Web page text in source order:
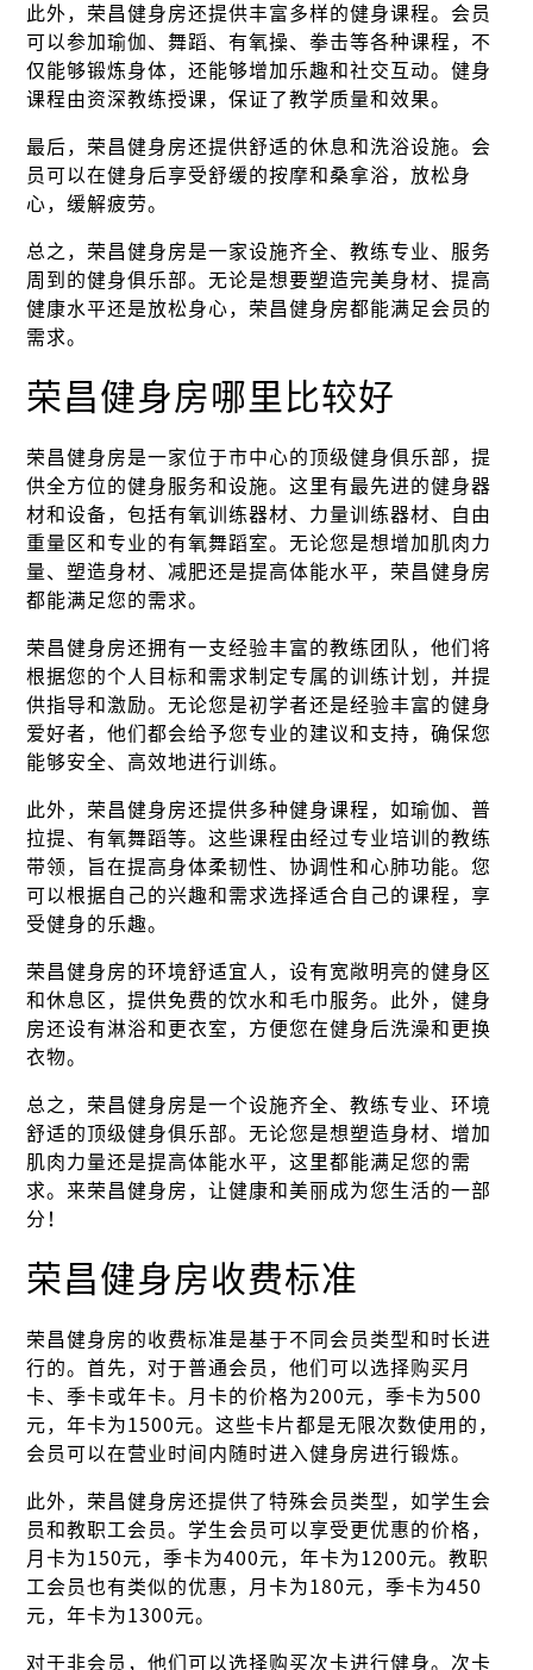
此外，荣昌健身房还提供丰富多样的健身课程。会员
可以参加瑜伽、舞蹈、有氧操、拳击等各种课程，不
仅能够锻炼身体，还能够增加乐趣和社交互动。健身
课程由资深教练授课，保证了教学质量和效果。
最后，荣昌健身房还提供舒适的休息和洗浴设施。会
员可以在健身后享受舒缓的按摩和桑拿浴，放松身
心，缓解疲劳。
总之，荣昌健身房是一家设施齐全、教练专业、服务
周到的健身俱乐部。无论是想要塑造完美身材、提高
健康水平还是放松身心，荣昌健身房都能满足会员的
需求。
荣昌健身房哪里比较好
荣昌健身房是一家位于市中心的顶级健身俱乐部，提
供全方位的健身服务和设施。这里有最先进的健身器
材和设备，包括有氧训练器材、力量训练器材、自由
重量区和专业的有氧舞蹈室。无论您是想增加肌肉力
量、塑造身材、减肥还是提高体能水平，荣昌健身房
都能满足您的需求。
荣昌健身房还拥有一支经验丰富的教练团队，他们将
根据您的个人目标和需求制定专属的训练计划，并提
供指导和激励。无论您是初学者还是经验丰富的健身
爱好者，他们都会给予您专业的建议和支持，确保您
能够安全、高效地进行训练。
此外，荣昌健身房还提供多种健身课程，如瑜伽、普
拉提、有氧舞蹈等。这些课程由经过专业培训的教练
带领，旨在提高身体柔韧性、协调性和心肺功能。您
可以根据自己的兴趣和需求选择适合自己的课程，享
受健身的乐趣。
荣昌健身房的环境舒适宜人，设有宽敞明亮的健身区
和休息区，提供免费的饮水和毛巾服务。此外，健身
房还设有淋浴和更衣室，方便您在健身后洗澡和更换
衣物。
总之，荣昌健身房是一个设施齐全、教练专业、环境
舒适的顶级健身俱乐部。无论您是想塑造身材、增加
肌肉力量还是提高体能水平，这里都能满足您的需
求。来荣昌健身房，让健康和美丽成为您生活的一部
分！
荣昌健身房收费标准
荣昌健身房的收费标准是基于不同会员类型和时长进
行的。首先，对于普通会员，他们可以选择购买月
卡、季卡或年卡。月卡的价格为200元，季卡为500
元，年卡为1500元。这些卡片都是无限次数使用的，
会员可以在营业时间内随时进入健身房进行锻炼。
此外，荣昌健身房还提供了特殊会员类型，如学生会
员和教职工会员。学生会员可以享受更优惠的价格，
月卡为150元，季卡为400元，年卡为1200元。教职
工会员也有类似的优惠，月卡为180元，季卡为450
元，年卡为1300元。
对于非会员，他们可以选择购买次卡进行健身。次卡